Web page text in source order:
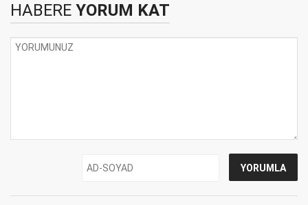
HABERE YORUM KAT